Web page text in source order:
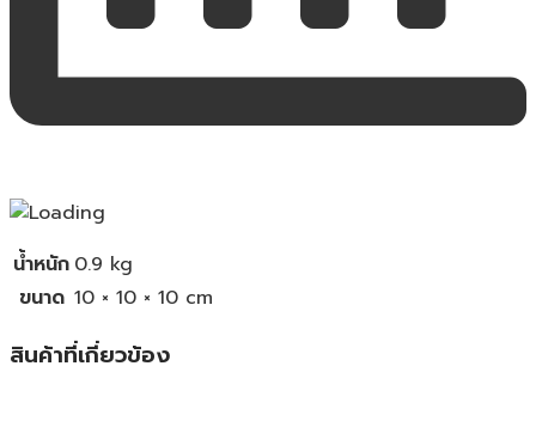
น้ำหนัก 0.9 kg
ขนาด 10 × 10 × 10 cm
สินค้าที่เกี่ยวข้อง